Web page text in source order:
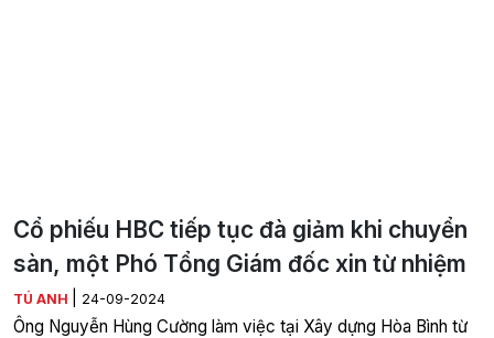
Cổ phiếu HBC tiếp tục đà giảm khi chuyển
sàn, một Phó Tổng Giám đốc xin từ nhiệm
TÚ ANH 24-09-2024
Ông Nguyễn Hùng Cường làm việc tại Xây dựng Hòa Bình từ